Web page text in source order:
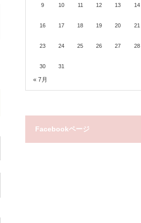
9 10 11 12 13 14
16 17 18 19 20 21
23 24 25 26 27 28
30 31
« 7月
Facebookページ